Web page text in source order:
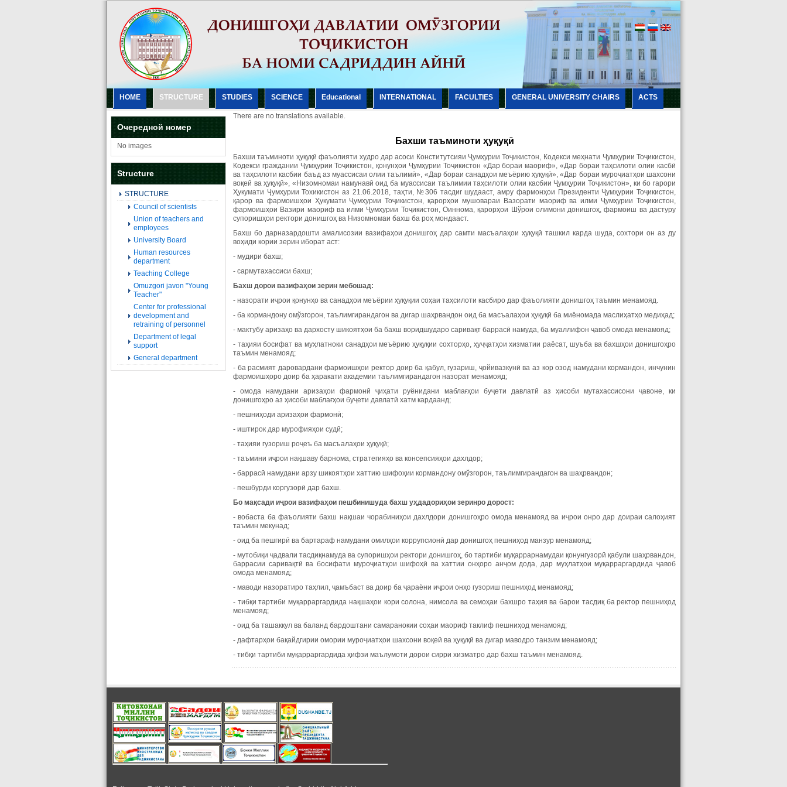
HOME STRUCTURE STUDIES SCIENCE Еducational INTERNATIONAL FACULTIES GENERAL UNIVERSITY CHAIRS ACTS
Очередной номер
No images
Structure
STRUCTURE
Council of scientists
Union of teachers and
employees
University Board
Human resources
department
Teaching College
Omuzgori javon "Young
Teacher"
Center for professional
development and
retraining of personnel
Department of legal
support
General department
There are no translations available.
Бахши таъминоти ҳуқуқӣ
Бахши таъминоти ҳуқуқӣ фаъолияти худро дар асоси Конститутсияи Ҷумҳурии Тоҷикистон, Кодекси меҳнати Ҷумҳурии Тоҷикистон,
Кодекси граждании Ҷумҳурии Тоҷикистон, қонунҳои Ҷумҳурии Тоҷикистон «Дар бораи маориф», «Дар бораи таҳсилоти олии касбӣ
ва таҳсилоти касбии баъд аз муассисаи олии таълимӣ», «Дар бораи санадҳои меъёрию ҳуқуқӣ», «Дар бораи муроҷиатҳои шахсони
воқеӣ ва ҳуқуқӣ», «Низомномаи намунавӣ оид ба муассисаи таълимии таҳсилоти олии касбии Ҷумҳурии Тоҷикистон», ки бо rарори
Ҳукумати Ӌумҳурии Тоxикистон аз 21.06.2018, таҳти, №306 тасдиr шудааст, амру фармонҳои Президенти Ҷумҳурии Тоҷикистон,
қарор ва фармоишҳои Ҳукумати Ҷумҳурии Тоҷикистон, қарорҳои мушовараи Вазорати маориф ва илми Ҷумҳурии Тоҷикистон,
фармоишҳои Вазири маориф ва илми Ҷумҳурии Тоҷикистон, Оиннома, қарорҳои Шўрои олимони донишгоҳ, фармоиш ва дастуру
супоришҳои ректори донишгоҳ ва Низомномаи бахш ба роҳ мондааст.
Бахш бо дарназардошти амалисозии вазифаҳои донишгоҳ дар самти масъалаҳои ҳуқуқӣ ташкил карда шуда, сохтори он аз ду
воҳиди кории зерин иборат аст:
- мудири бахш;
- сармутахассиси бахш;
Бахш дорои вазифаҳои зерин мебошад:
- назорати иҷрои қонунҳо ва санадҳои меъёрии ҳуқуқии соҳаи таҳсилоти касбиро дар фаъолияти донишгоҳ таъмин менамояд.
- ба кормандону омўзгорон, таълимгирандагон ва дигар шаҳрвандон оид ба масъалаҳои ҳуқуқӣ ба миёномада маслиҳатҳо медиҳад;
- мактубу аризаҳо ва дархосту шикоятҳои ба бахш воридшударо саривақт баррасӣ намуда, ба муаллифон ҷавоб омода менамояд;
- таҳияи босифат ва муҳлатноки санадҳои меъёрию ҳуқуқии сохторҳо, ҳуҷҷатҳои хизматии раёсат, шуъба ва бахшҳои донишгоҳро
таъмин менамояд;
- ба расмият даровардани фармоишҳои ректор доир ба қабул, гузариш, ҷойивазкунӣ ва аз кор озод намудани кормандон, инчунин
фармоишҳоро доир ба ҳаракати академии таълимгирандагон назорат менамояд;
- омода намудани аризаҳои фармонӣ ҷиҳати руёнидани маблағҳои буҷети давлатӣ аз ҳисоби мутахассисони ҷавоне, ки
донишгоҳро аз ҳисоби маблағҳои буҷети давлатӣ хатм кардаанд;
- пешниҳоди аризаҳои фармонӣ;
- иштирок дар мурофияҳои судӣ;
- таҳияи гузориш роҷеъ ба масъалаҳои ҳуқуқӣ;
- таъмини иҷрои нақшаву барнома, стратегияҳо ва консепсияҳои дахлдор;
- баррасӣ намудани арзу шикоятҳои хаттию шифоҳии кормандону омўзгорон, таълимгирандагон ва шаҳрвандон;
- пешбурди коргузорӣ дар бахш.
Бо мақсади иҷрои вазифаҳои пешбинишуда бахш уҳдадориҳои зеринро дорост:
- вобаста ба фаъолияти бахш нақшаи чорабиниҳои дахлдори донишгоҳро омода менамояд ва иҷрои онро дар доираи салоҳият
таъмин мекунад;
- оид ба пешгирӣ ва бартараф намудани омилҳои коррупсионӣ дар донишгоҳ пешниҳод манзур менамояд;
- мутобиқи ҷадвали тасдиқнамуда ва супоришҳои ректори донишгоҳ, бо тартиби муқаррарнамудаи қонунгузорӣ қабули шаҳрвандон,
баррасии саривақтӣ ва босифати муроҷиатҳои шифоҳӣ ва хаттии онҳоро анҷом дода, дар муҳлатҳои муқарраргардида ҷавоб
омода менамояд;
- маводи назоратиро таҳлил, ҷамъбаст ва доир ба ҷараёни иҷрои онҳо гузориш пешниҳод менамояд;
- тибқи тартиби муқарраргардида нақшаҳои кори солона, нимсола ва семоҳаи бахшро таҳия ва барои тасдиқ ба ректор пешниҳод
менамояд;
- оид ба ташаккул ва баланд бардоштани самаранокии соҳаи маориф таклиф пешниҳод менамояд;
- дафтарҳои бақайдгирии омории муроҷиатҳои шахсони воқеӣ ва ҳуқуқӣ ва дигар маводро танзим менамояд;
- тибқи тартиби муқарраргардида ҳифзи маълумоти дорои сирри хизматро дар бахш таъмин менамояд.